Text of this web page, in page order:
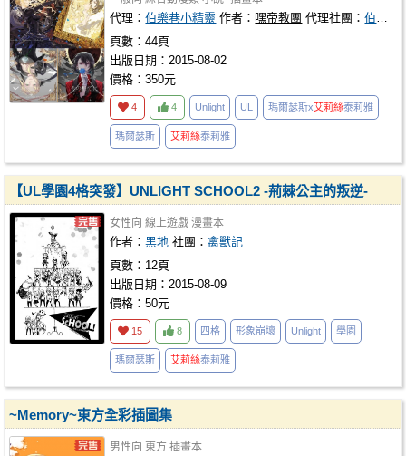
代理：伯樂巷小精靈 作者： 嘿帝教團 代理社團：伯樂巷
頁數：44頁
出版日期：2015-08-02
價格：350元
4 4 Unlight UL 瑪爾瑟斯x艾莉絲泰莉雅
瑪爾瑟斯 艾莉絲泰莉雅
【UL學園4格突發】UNLIGHT SCHOOL2 -荊棘公主的叛逆-
女性向 線上遊戲 漫畫本
作者：黑地 社團： 禽獸記
頁數：12頁
出版日期：2015-08-09
價格：50元
15 8 四格 形象崩壞 Unlight 學園
瑪爾瑟斯 艾莉絲泰莉雅
~Memory~東方全彩插圖集
男性向 東方 插畫本